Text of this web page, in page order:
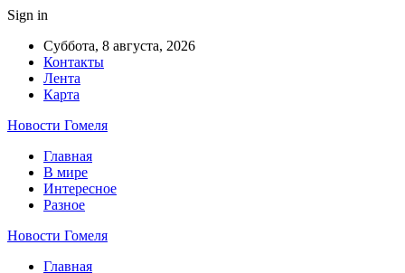
Sign in
Суббота, 8 августа, 2026
Контакты
Лента
Карта
Новости Гомеля
Главная
В мире
Интересное
Разное
Новости Гомеля
Главная